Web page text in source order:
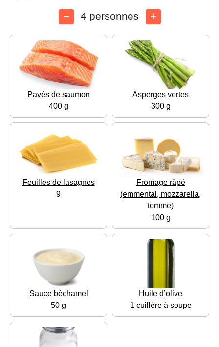
4 personnes
Pavés de saumon
400 g
Asperges vertes
300 g
Feuilles de lasagnes
9
Fromage râpé
(emmental, mozzarella,
tomme)
100 g
Sauce béchamel
50 g
Huile d’olive
1 cuillère à soupe